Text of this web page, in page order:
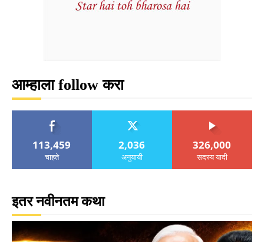
आम्हाला follow करा
113,459
चाहते
2,036
अनुयायी
326,000
सदस्य यादी
इतर नवीनतम कथा